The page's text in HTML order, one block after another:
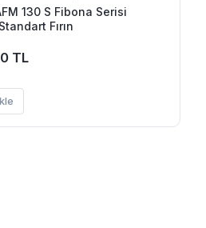
130 S Fibona Serisi
Fırın
TL